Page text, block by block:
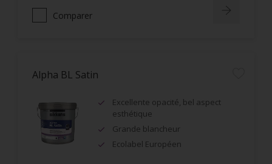
Comparer
Alpha BL Satin
Excellente opacité, bel aspect
esthétique
Grande blancheur
Ecolabel Européen